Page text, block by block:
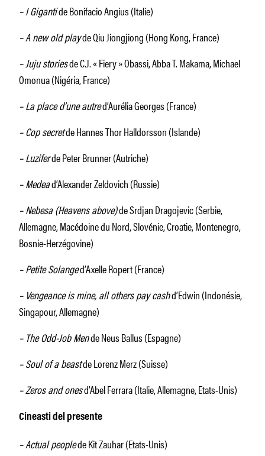
– I Gigantide Bonifacio Angius (Italie)
– A new old playde Qiu Jiongjiong (Hong Kong, France)
– Juju storiesde C.J. « Fiery » Obassi, Abba T. Makama, Michael
Omonua (Nigéria, France)
– La place d’une autred’Aurélia Georges (France)
– Cop secretde Hannes Thor Halldorsson (Islande)
– Luziferde Peter Brunner (Autriche)
– Medead’Alexander Zeldovich (Russie)
– Nebesa (Heavens above)de Srdjan Dragojevic (Serbie,
Allemagne, Macédoine du Nord, Slovénie, Croatie, Montenegro,
Bosnie-Herzégovine)
– Petite Solanged’Axelle Ropert (France)
– Vengeance is mine, all others pay cashd’Edwin (Indonésie,
Singapour, Allemagne)
– The Odd-Job Mende Neus Ballus (Espagne)
– Soul of a beastde Lorenz Merz (Suisse)
– Zeros and onesd’Abel Ferrara (Italie, Allemagne, Etats-Unis)
Cineasti del presente
– Actual peoplede Kit Zauhar (Etats-Unis)